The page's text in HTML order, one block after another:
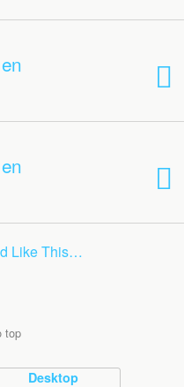
Like This…
top
Desktop